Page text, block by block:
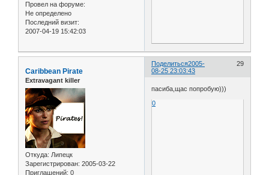
Провел на форуме:
Не определено
Последний визит:
2007-04-19 15:42:03
Поделиться 29
2005-
08-25 23:03:43
Caribbean Pirate
Extravagant killer
Откуда: Липецк
Зарегистрирован: 2005-03-22
Приглашений: 0
пасиба,щас попробую)))
0